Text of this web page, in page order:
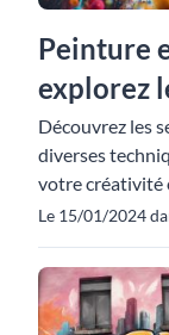
Peinture
explorez
Découvrez les
diverses
votre créativité
Le 15/01/2024